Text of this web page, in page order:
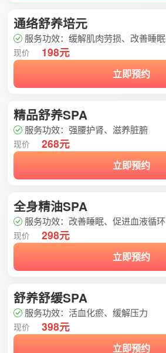
通络舒养培元
服务功效：缓解肌肉劳损、改善睡眠
现价 198元
立即预约
精品舒养SPA
服务功效：强腰护肾、滋养脏腑
现价 268元
立即预约
全身精油SPA
服务功效：改善睡眠、促进血液循环
现价 298元
立即预约
舒养舒缓SPA
服务功效：活血化瘀、缓解压力
现价 398元
立即预约